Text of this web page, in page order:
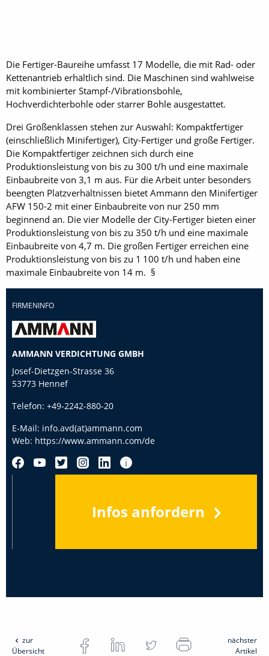
Die Fertiger-Baureihe umfasst 17 Modelle, die mit Rad- oder
Kettenantrieb erhältlich sind. Die Maschinen sind wahlweise
mit kombinierter Stampf-/Vibrationsbohle,
Hochverdichterbohle oder starrer Bohle ausgestattet.
Drei Größenklassen stehen zur Auswahl: Kompaktfertiger
(einschließlich Minifertiger), City-Fertiger und große Fertiger.
Die Kompaktfertiger zeichnen sich durch eine
Produktionsleistung von bis zu 300 t/h und eine maximale
Einbaubreite von 3,1 m aus. Für die Arbeit unter besonders
beengten Platzverhältnissen bietet Ammann den Minifertiger
AFW 150-2 mit einer Einbaubreite von nur 250 mm
beginnend an. Die vier Modelle der City-Fertiger bieten einer
Produktionsleistung von bis zu 350 t/h und eine maximale
Einbaubreite von 4,7 m. Die großen Fertiger erreichen eine
Produktionsleistung von bis zu 1 100 t/h und haben eine
maximale Einbaubreite von 14 m. §
FIRMENINFO
AMMANN VERDICHTUNG GMBH
Josef-Dietzgen-Strasse 36
53773 Hennef
Telefon: +49-2242-880-20
E-Mail: info.avd(at)ammann.com
Web: https://www.ammann.com/de
Infos anfordern
zur
Übersicht
nächster
Artikel